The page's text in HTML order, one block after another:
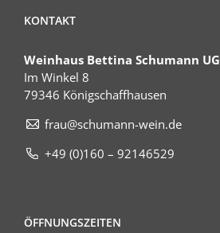
KONTAKT
Weinhaus Bettina Schumann UG
Im Winkel 8
79346 Königschaffhausen
frau@schumann-wein.de
+49 (0)160 – 92146529
ÖFFNUNGSZEITEN